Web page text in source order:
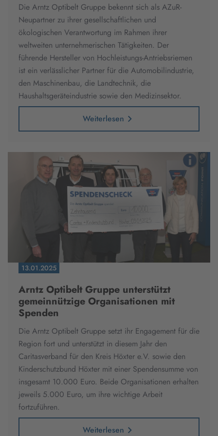
Die Arntz Optibelt Gruppe bekennt sich als AZuR-
Neupartner zu ihrer gesellschaftlichen und
ökologischen Verantwortung im Rahmen ihrer
weltweiten unternehmerischen Tätigkeiten. Der
führende Hersteller von Hochleistungs-Antriebsriemen
ist ein verlässlicher Partner für die Automobilindustrie,
den Maschinenbau, die Landtechnik, die
Haushaltsgeräteindustrie sowie den Medizinsektor.
Weiterlesen
13.01.2025
Arntz Optibelt Gruppe unterstützt
gemeinnützige Organisationen mit
Spenden
Die Arntz Optibelt Gruppe setzt ihr Engagement für die
Region fort und unterstützt in diesem Jahr den
Caritasverband für den Kreis Höxter e.V. sowie den
Kinderschutzbund Höxter mit einer Spendensumme von
insgesamt 10.000 Euro. Beide Organisationen erhalten
jeweils 5.000 Euro, um ihre wichtige Arbeit
fortzuführen.
Weiterlesen